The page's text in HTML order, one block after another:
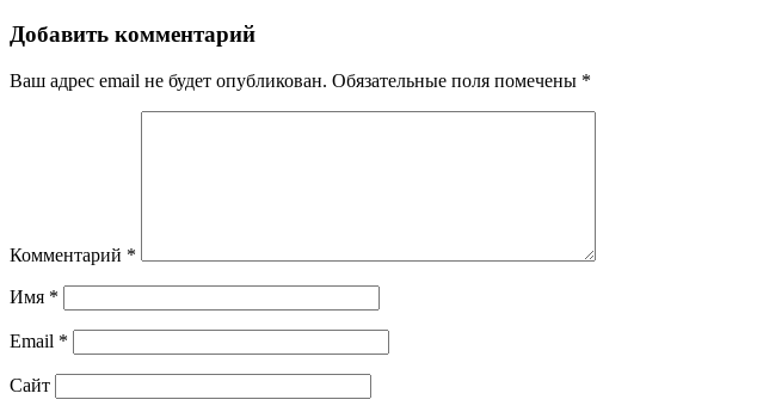
Добавить комментарий
Ваш адрес email не будет опубликован. Обязательные поля помечены *
Комментарий *
Имя *
Email *
Сайт